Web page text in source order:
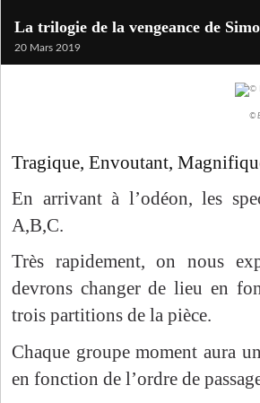
La trilogie de la vengeance de
20 Mars 2019
©
Tragique, Envoutant,
En arrivant à l’odéon, les
A,B,C.
Très rapidement, on nous
devrons changer de lieu en
trois partitions de la pièce.
Chaque groupe moment aura
en fonction de l’ordre de